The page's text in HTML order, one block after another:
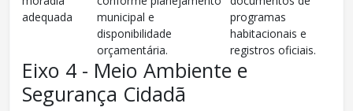
adequada
municipal e
disponibilidade
orçamentária.
programas
habitacionais e
registros oficiais.
Eixo 4 - Meio Ambiente e
Segurança Cidadã